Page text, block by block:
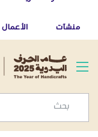
أخبار تطبيق
منشآت